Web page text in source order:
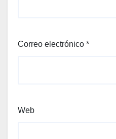
Correo electrónico *
Web